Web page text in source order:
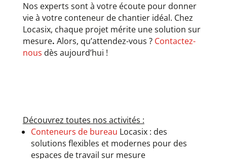
Nos experts sont à votre écoute pour donner
vie à votre conteneur de chantier idéal. Chez
Locasix, chaque projet mérite une solution sur
mesure. Alors, qu’attendez-vous ? Contactez-
nous dès aujourd’hui !
Découvrez toutes nos activités :
Conteneurs de bureau Locasix : des
solutions flexibles et modernes pour des
espaces de travail sur mesure